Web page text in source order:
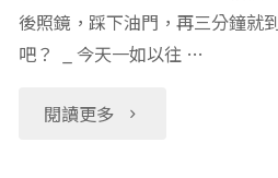
到
後照鏡，踩下油門，再三分鐘就
吧？ _ 今天一如以往 …
閱讀更多
"從